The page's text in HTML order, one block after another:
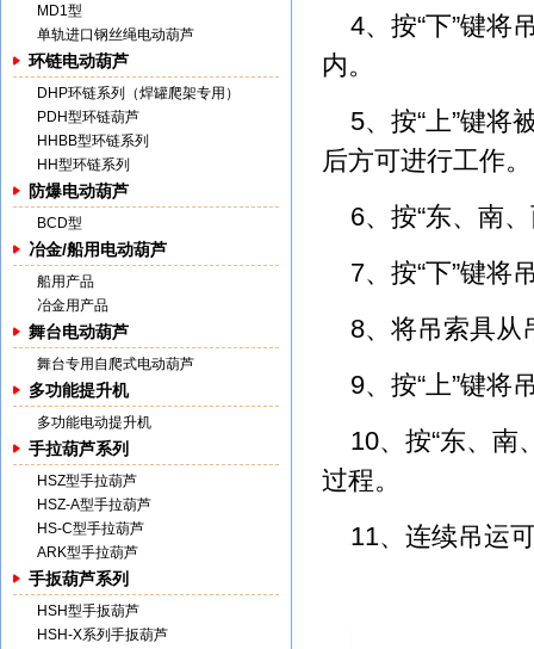
MD1型
单轨进口钢丝绳电动葫芦
环链电动葫芦
DHP环链系列（焊罐爬架专用）
PDH型环链葫芦
HHBB型环链系列
HH型环链系列
防爆电动葫芦
BCD型
冶金/船用电动葫芦
船用产品
冶金用产品
舞台电动葫芦
舞台专用自爬式电动葫芦
多功能提升机
多功能电动提升机
手拉葫芦系列
HSZ型手拉葫芦
HSZ-A型手拉葫芦
HS-C型手拉葫芦
ARK型手拉葫芦
手扳葫芦系列
HSH型手扳葫芦
HSH-X系列手扳葫芦
4、按“下”键将
内。
5、按“上”键将
后方可进行工作。
6、按“东、南
7、按“下”键将
8、将吊索具从
9、按“上”键将
10、按“东、南
过程。
11、连续吊运